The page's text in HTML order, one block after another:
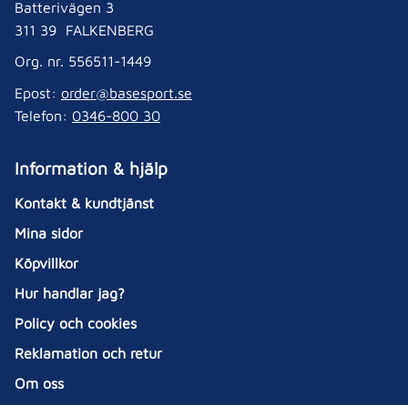
Batterivägen 3
311 39 FALKENBERG
Org. nr. 556511-1449
Epost: order@basesport.se
Telefon: 0346-800 30
Information & hjälp
Kontakt & kundtjänst
Mina sidor
Köpvillkor
Hur handlar jag?
Policy och cookies
Reklamation och retur
Om oss